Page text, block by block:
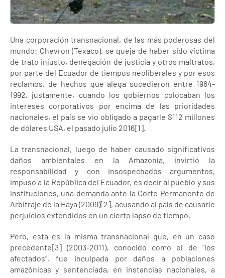
Una corporación transnacional, de las más poderosas del
mundo: Chevron (Texaco), se queja de haber sido víctima
de trato injusto, denegación de justicia y otros maltratos,
por parte del Ecuador de tiempos neoliberales y por esos
reclamos, de hechos que alega sucedieron entre 1964-
1992, justamente, cuando los gobiernos colocaban los
intereses corporativos por encima de las prioridades
nacionales, el país se vio obligado a pagarle $112 millones
de dólares USA, el pasado julio 2016[1].
La transnacional, luego de haber causado significativos
daños ambientales en la Amazonía, invirtió la
responsabilidad y con insospechados argumentos,
impuso a la República del Ecuador, es decir al pueblo y sus
instituciones, una demanda ante la Corte Permanente de
Arbitraje de la Haya (2009)[2], acusando al país de causarle
perjuicios extendidos en un cierto lapso de tiempo.
Pero, esta es la misma transnacional que, en un caso
precedente[3] (2003-2011), conocido como el de “los
afectados”, fue inculpada por daños a poblaciones
amazónicas y sentenciada, en instancias nacionales, a